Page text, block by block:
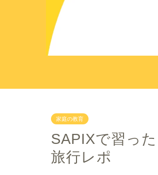
家庭の教育
SAPIXで習っ
旅行レポ